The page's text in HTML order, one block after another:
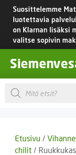
Siirry
sisältöön
Suosittelemme
luotettavia
on Klarnan lisäksi
valitse sopivin
Products
search
Etusivu /
chilit /